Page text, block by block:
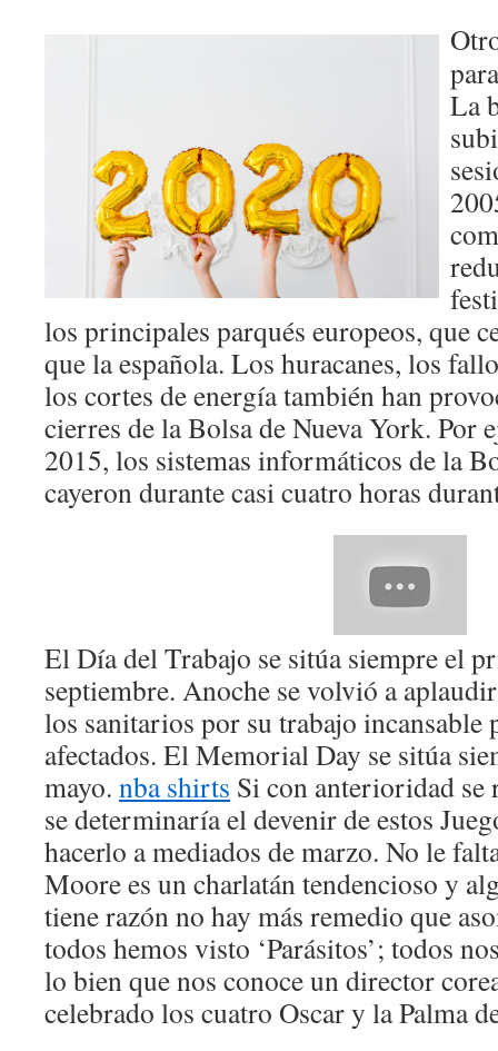
La
los principales parqués europeos, que
que la española. Los huracanes, los
los cortes de energía también han
cierres de la Bolsa de Nueva York. Por
2015, los sistemas informáticos de la
cayeron durante casi cuatro horas
El Día del Trabajo se sitúa siempre el
septiembre. Anoche se volvió a
los sanitarios por su trabajo incansable
afectados. El Memorial Day se sitúa
mayo. nba shirts Si con anterioridad se
se determinaría el devenir de estos
hacerlo a mediados de marzo. No le
Moore es un charlatán tendencioso y
tiene razón no hay más remedio que
todos hemos visto ‘Parásitos’; todos
lo bien que nos conoce un director
celebrado los cuatro Oscar y la Palma